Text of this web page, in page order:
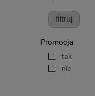
filtruj
Promocja
tak
nie